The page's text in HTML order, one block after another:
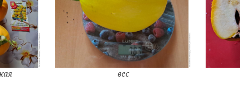
вес